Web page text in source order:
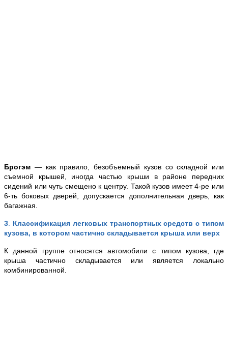
Брогэм — как правило, безобъемный кузов со складной или
съемной крышей, иногда частью крыши в районе передних
сидений или чуть смещено к центру. Такой кузов имеет 4-ре или
6-ть боковых дверей, допускается дополнительная дверь, как
багажная.
3
Классификация легковых транспортных средств с типом
кузова, в котором частично складывается крыша или верх
К данной группе относятся автомобили с типом кузова, где
крыша частично складывается или является локально
комбинированной.